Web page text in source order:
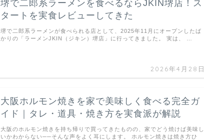
堺で二郎系ラーメンを食べるならJKIN堺店！ス
タートを実食レビューしてきた
2026年4月28日
堺で二郎系ラーメンが食べられる店として、2025年11月にオープンしたば
かりの「ラーメンJKIN（ジキン）堺店」に行ってきました。 実は、 …
大阪ホルモン焼きを家で美味しく食べる完全ガ
イド｜タレ・道具・焼き方を実食派が解説
大阪のホルモン焼きを持ち帰りで買ってきたものの、家でどう焼けば美味し
いかわからない──そんな声をよく耳にします。 ホルモン焼きは焼き方ひ